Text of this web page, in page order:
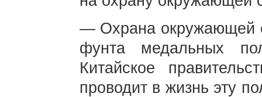
— Охрана окружающей
фунта медальных
Китайское
проводит в жизнь эту